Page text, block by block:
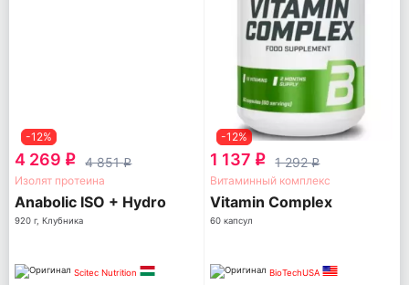
-12%
4 269 q 4 851q
Изолят протеина
Anabolic ISO + Hydro
920 г, Клубника
Scitec Nutrition
-12%
1 137 q 1 292q
Витаминный комплекс
Vitamin Complex
60 капсул
BioTechUSA